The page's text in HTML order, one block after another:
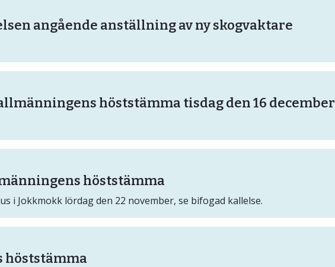
angående anställning av ny skogvaktare
höststämma tisdag den 16 december
höststämma
i Jokkmokk lördag den 22 november, se bifogad kallelse.
höststämma